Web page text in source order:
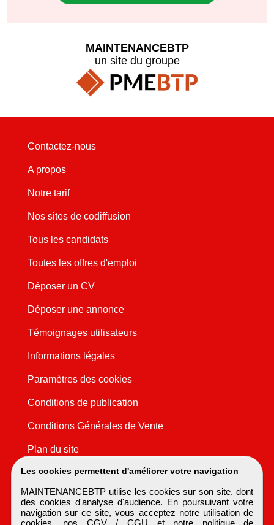
Les cookies permettent d'améliorer votre navigation
MAINTENANCEBTP utilise les cookies sur son site, dont
des cookies d'analyse d'audience. En poursuivant votre
navigation sur ce site, vous acceptez notre utilisation de
cookies, nos CGV / CGU et notre politique de
MAINTENANCEBTP
un site du groupe
Contactez-nous
A propos
Notre tarif
Nos sites de codiffusion
Tous les candidats
Toutes les offres d'emploi
Déposer un CV
Déposer une annonce
Témoignages utilisateurs
Informations légales
Paramètres des cookies
Conditions de publication
Conditions Générales de Vente
Plan du site